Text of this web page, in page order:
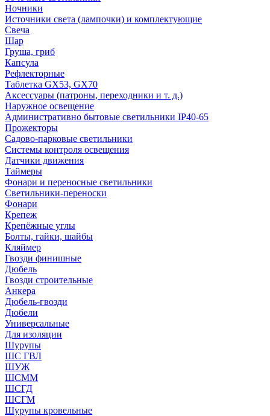
Ночники
Источники света (лампочки) и комплектующие
Свеча
Шар
Груша, гриб
Капсула
Рефлекторные
Таблетка GX53, GX70
Аксессуары (патроны, переходники и т. д.)
Наружное освещение
Административно бытовые светильники IP40-65
Прожекторы
Садово-парковые светильники
Системы контроля освещения
Датчики движения
Таймеры
Фонари и переносные светильники
Светильники-переноски
Фонари
Крепеж
Крепёжные углы
Болты, гайки, шайбы
Кляймер
Гвозди финишные
Дюбель
Гвозди строительные
Анкера
Дюбель-гвозди
Дюбели
Универсальные
Для изоляции
Шурупы
ШС ГВЛ
ШУЖ
ШСММ
ШСГД
ШСГМ
Шурупы кровельные